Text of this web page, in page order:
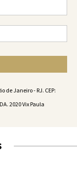
de Janeiro - RJ. CEP:
2020 Vix Paula